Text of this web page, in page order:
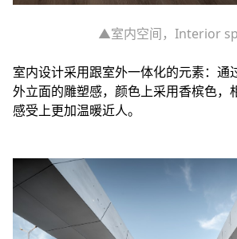
▲室内空间，Interior
室内设计采用跟室外一体化的元素：通
外立面的雕塑感，颜色上采用香槟色，
感受上更加温暖近人。